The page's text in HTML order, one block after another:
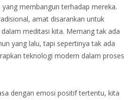
membangun terhadap mereka.
amat disarankan untuk
meditasi kita. Memang tak ada
yang lalu, tapi sepertinya tak ada
teknologi modern dalam proses
dengan emosi positif tertentu, kita